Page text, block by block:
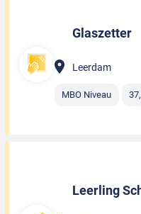
Glaszetter
Leerdam
MBO Niveau
Leerling